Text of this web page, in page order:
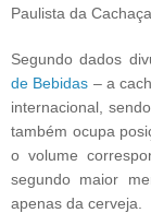
Paulista da Cachaça.
Segundo dados
de Bebidas – a
internacional,
também ocupa
o volume
segundo maior
apenas da cerveja.